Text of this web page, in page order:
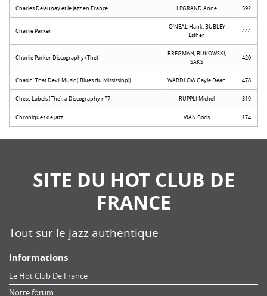
Charles Delaunay et le jazz en France LEGRAND Anne 592
Charlie Parker
O'NEAL Hank, BUBLEY
Esther
444
Charlie Parker Discography (The)
BREGMAN, BUKOWSKI,
SAKS
420
Chasin' That Devil Music ( Blues du Mississippi) WARDLOW Gayle Dean 478
Chess Labels (The), a Discography n°7 RUPPLI Michel 319
Chroniques de Jazz VIAN Boris 174
SITE DU HOT CLUB DE
FRANCE
Tout sur le jazz authentique
Informations
Le Hot Club De France
Notre forum